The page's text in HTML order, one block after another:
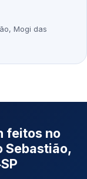
Mogi das
feitos no
Sebastião,